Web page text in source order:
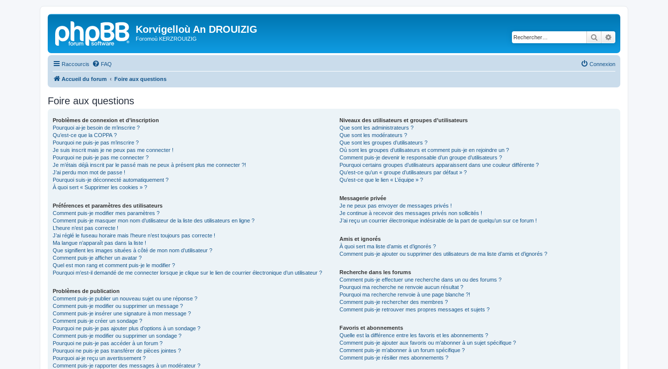
Korvigelloù An DROUIZIG
Foromoù KERZROUIZIG Rechercher
Raccourcis FAQ Connexion
Accueil du forum Foire aux questions
Foire aux questions
Problèmes de connexion et d’inscription
Pourquoi ai-je besoin de m’inscrire ?
Qu’est-ce que la COPPA ?
Pourquoi ne puis-je pas m’inscrire ?
Je suis inscrit mais je ne peux pas me connecter !
Pourquoi ne puis-je pas me connecter ?
Je m’étais déjà inscrit par le passé mais ne peux à présent plus me connecter ?!
J’ai perdu mon mot de passe !
Pourquoi suis-je déconnecté automatiquement ?
À quoi sert « Supprimer les cookies » ?
Préférences et paramètres des utilisateurs
Comment puis-je modifier mes paramètres ?
Comment puis-je masquer mon nom d’utilisateur de la liste des utilisateurs en ligne ?
L’heure n’est pas correcte !
J’ai réglé le fuseau horaire mais l’heure n’est toujours pas correcte !
Ma langue n’apparaît pas dans la liste !
Que signifient les images situées à côté de mon nom d’utilisateur ?
Comment puis-je afficher un avatar ?
Quel est mon rang et comment puis-je le modifier ?
Pourquoi m’est-il demandé de me connecter lorsque je clique sur le lien de courrier électronique d’un utilisateur ?
Problèmes de publication
Comment puis-je publier un nouveau sujet ou une réponse ?
Comment puis-je modifier ou supprimer un message ?
Comment puis-je insérer une signature à mon message ?
Comment puis-je créer un sondage ?
Pourquoi ne puis-je pas ajouter plus d’options à un sondage ?
Comment puis-je modifier ou supprimer un sondage ?
Pourquoi ne puis-je pas accéder à un forum ?
Pourquoi ne puis-je pas transférer de pièces jointes ?
Pourquoi ai-je reçu un avertissement ?
Comment puis-je rapporter des messages à un modérateur ?
Niveaux des utilisateurs et groupes d’utilisateurs
Que sont les administrateurs ?
Que sont les modérateurs ?
Que sont les groupes d’utilisateurs ?
Où sont les groupes d’utilisateurs et comment puis-je en rejoindre un ?
Comment puis-je devenir le responsable d’un groupe d’utilisateurs ?
Pourquoi certains groupes d’utilisateurs apparaissent dans une couleur différente ?
Qu’est-ce qu’un « groupe d’utilisateurs par défaut » ?
Qu’est-ce que le lien « L’équipe » ?
Messagerie privée
Je ne peux pas envoyer de messages privés !
Je continue à recevoir des messages privés non sollicités !
J’ai reçu un courrier électronique indésirable de la part de quelqu’un sur ce forum !
Amis et ignorés
À quoi sert ma liste d’amis et d’ignorés ?
Comment puis-je ajouter ou supprimer des utilisateurs de ma liste d’amis et d’ignorés ?
Recherche dans les forums
Comment puis-je effectuer une recherche dans un ou des forums ?
Pourquoi ma recherche ne renvoie aucun résultat ?
Pourquoi ma recherche renvoie à une page blanche ?!
Comment puis-je rechercher des membres ?
Comment puis-je retrouver mes propres messages et sujets ?
Favoris et abonnements
Quelle est la différence entre les favoris et les abonnements ?
Comment puis-je ajouter aux favoris ou m’abonner à un sujet spécifique ?
Comment puis-je m’abonner à un forum spécifique ?
Comment puis-je résilier mes abonnements ?